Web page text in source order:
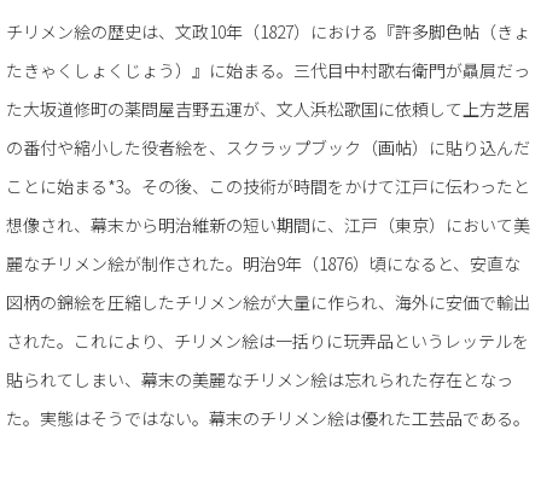
チリメン絵の歴史は、文政10年（1827）における『許多脚色帖（きょ
たきゃくしょくじょう）』に始まる。三代目中村歌右衛門が贔屓だっ
た大坂道修町の薬問屋吉野五運が、文人浜松歌国に依頼して上方芝居
の番付や縮小した役者絵を、スクラップブック（画帖）に貼り込んだ
ことに始まる*3。その後、この技術が時間をかけて江戸に伝わったと
想像され、幕末から明治維新の短い期間に、江戸（東京）において美
麗なチリメン絵が制作された。明治9年（1876）頃になると、安直な
図柄の錦絵を圧縮したチリメン絵が大量に作られ、海外に安価で輸出
された。これにより、チリメン絵は一括りに玩弄品というレッテルを
貼られてしまい、幕末の美麗なチリメン絵は忘れられた存在となっ
た。実態はそうではない。幕末のチリメン絵は優れた工芸品である。